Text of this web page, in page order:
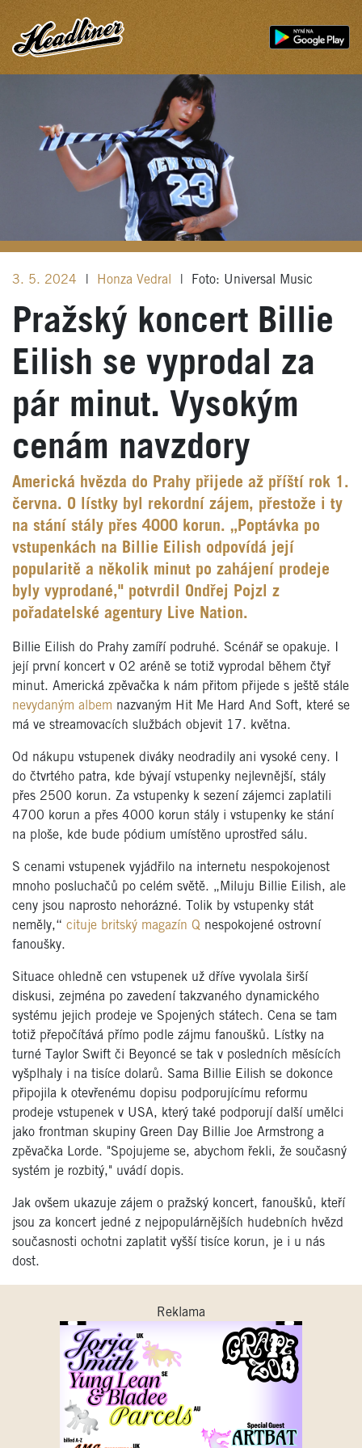
3. 5. 2024 Honza Vedral Foto: Universal Music
Pražský koncert Billie
Eilish se vyprodal za
pár minut. Vysokým
cenám navzdory
Americká hvězda do Prahy přijede až příští rok 1.
června. O lístky byl rekordní zájem, přestože i ty
na stání stály přes 4000 korun. „Poptávka po
vstupenkách na Billie Eilish odpovídá její
popularitě a několik minut po zahájení prodeje
byly vyprodané," potvrdil Ondřej Pojzl z
pořadatelské agentury Live Nation.
Billie Eilish do Prahy zamíří podruhé. Scénář se opakuje. I
její první koncert v O2 aréně se totiž vyprodal během čtyř
minut. Americká zpěvačka k nám přitom přijede s ještě stále
nevydaným albem nazvaným Hit Me Hard And Soft, které se
má ve streamovacích službách objevit 17. května.
Od nákupu vstupenek diváky neodradily ani vysoké ceny. I
do čtvrtého patra, kde bývají vstupenky nejlevnější, stály
přes 2500 korun. Za vstupenky k sezení zájemci zaplatili
4700 korun a přes 4000 korun stály i vstupenky ke stání
na ploše, kde bude pódium umístěno uprostřed sálu.
S cenami vstupenek vyjádřilo na internetu nespokojenost
mnoho posluchačů po celém světě. „Miluju Billie Eilish, ale
ceny jsou naprosto nehorázné. Tolik by vstupenky stát
neměly,“ cituje britský magazín Q nespokojené ostrovní
fanoušky.
Situace ohledně cen vstupenek už dříve vyvolala širší
diskusi, zejména po zavedení takzvaného dynamického
systému jejich prodeje ve Spojených státech. Cena se tam
totiž přepočítává přímo podle zájmu fanoušků. Lístky na
turné Taylor Swift či Beyoncé se tak v posledních měsících
vyšplhaly i na tisíce dolarů. Sama Billie Eilish se dokonce
připojila k otevřenému dopisu podporujícímu reformu
prodeje vstupenek v USA, který také podporují další umělci
jako frontman skupiny Green Day Billie Joe Armstrong a
zpěvačka Lorde. "Spojujeme se, abychom řekli, že současný
systém je rozbitý," uvádí dopis.
Jak ovšem ukazuje zájem o pražský koncert, fanoušků, kteří
jsou za koncert jedné z nejpopulárnějších hudebních hvězd
současnosti ochotni zaplatit vyšší tisíce korun, je i u nás
dost.
Reklama